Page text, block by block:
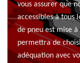
vous assurer que
accessibles à tous
de pneu est mise
permettra de
adéquation avec